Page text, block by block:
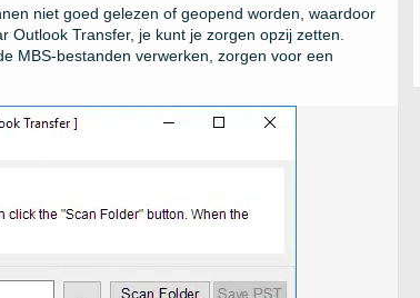
niet goed gelezen of geopend worden, waardoor
Transfer, je kunt je zorgen opzij zetten.
MBS-bestanden verwerken, zorgen voor een